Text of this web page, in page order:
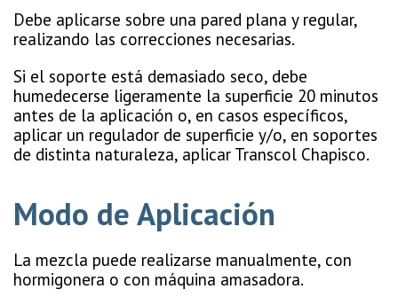
Debe aplicarse sobre una pared plana y regular,
realizando las correcciones necesarias.
Si el soporte está demasiado seco, debe
humedecerse ligeramente la superficie 20 minutos
antes de la aplicación o, en casos específicos,
aplicar un regulador de superficie y/o, en soportes
de distinta naturaleza, aplicar Transcol Chapisco.
Modo de Aplicación
La mezcla puede realizarse manualmente, con
hormigonera o con máquina amasadora.